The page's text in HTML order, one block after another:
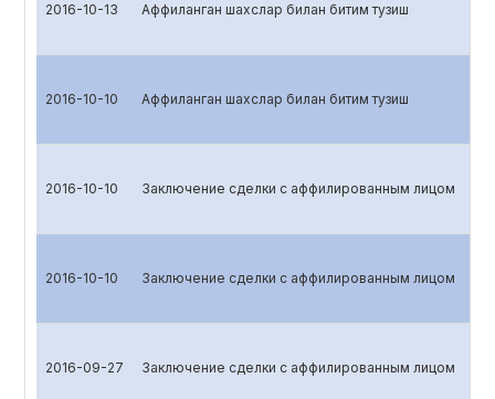
2016-10-13 Аффиланган шахслар билан битим тузиш
2016-10-10 Аффиланган шахслар билан битим тузиш
2016-10-10 Заключение сделки с аффилированным лицом
2016-10-10 Заключение сделки с аффилированным лицом
2016-09-27 Заключение сделки с аффилированным лицом